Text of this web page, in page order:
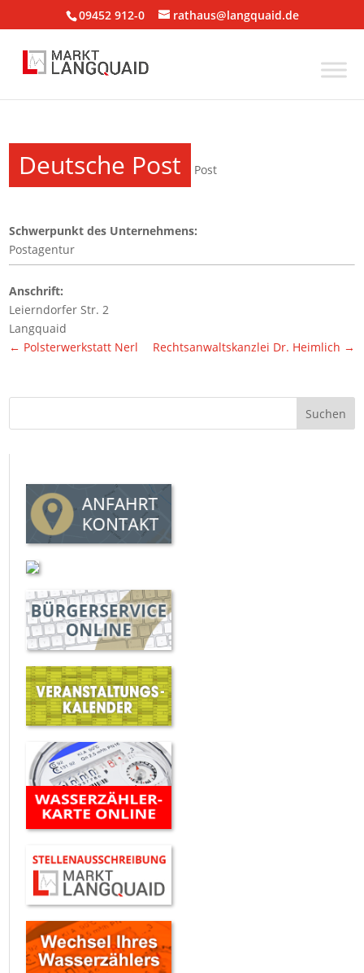
09452 912-0 rathaus@langquaid.de
Deutsche Post Post
Schwerpunkt des Unternehmens:
Postagentur
Anschrift:
Leierndorfer Str. 2
Langquaid
← Polsterwerkstatt Nerl Rechtsanwaltskanzlei Dr. Heimlich →